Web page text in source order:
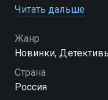
преступниками,
все, чтобы
поэтому Тарханова
Посмотреть онлайн
Читать дальше
Жанр
Новинки,
Страна
Россия